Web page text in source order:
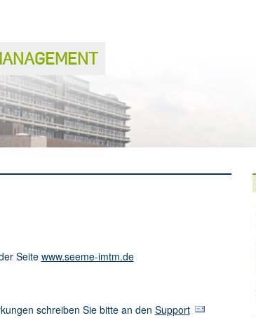
Seite www.seeme-imtm.de
schreiben Sie bitte an den Support